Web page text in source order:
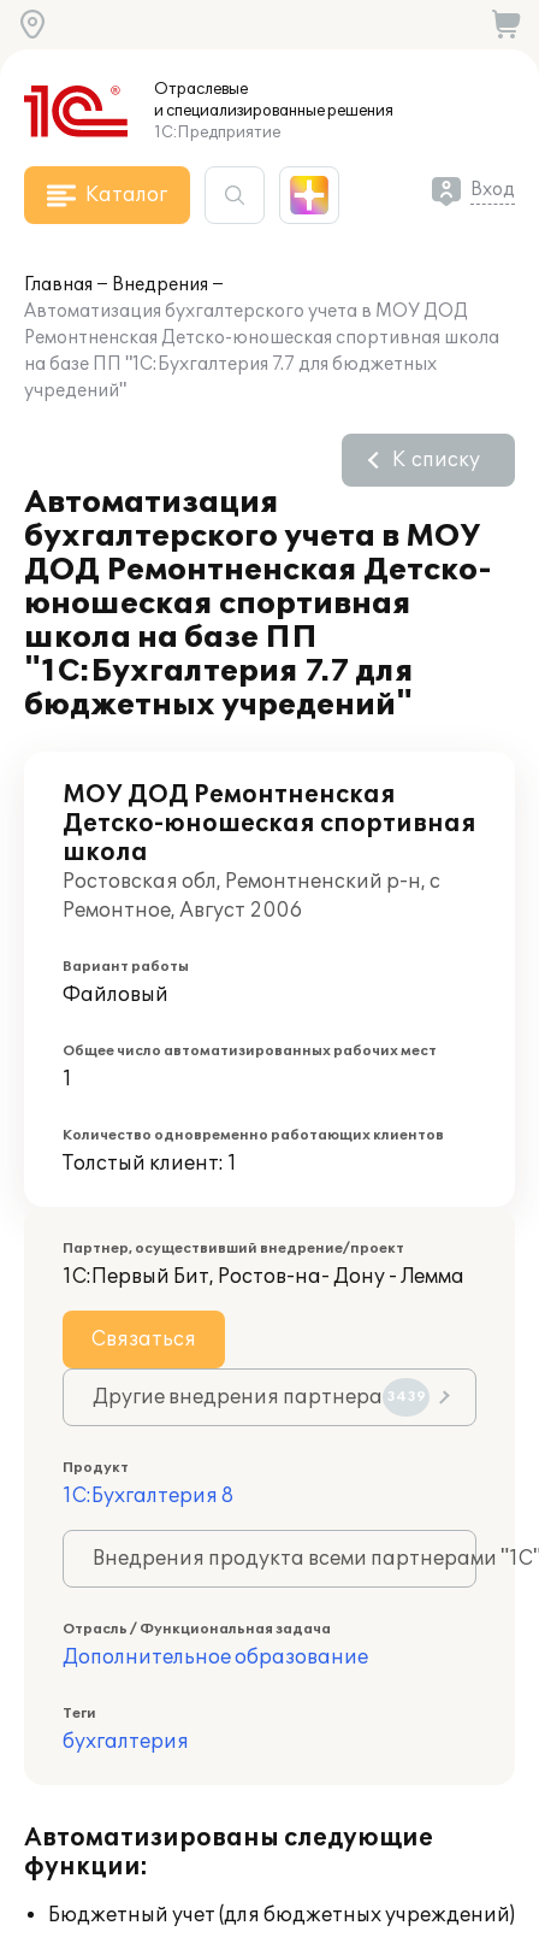
Отраслевые
и специализированныерешения
1С:Предприятие
Каталог Вход
Главная
Внедрения
Автоматизация бухгалтерского учета в МОУ ДОД
Ремонтненская Детско-юношеская спортивная школа
на базе ПП "1С:Бухгалтерия 7.7 для бюджетных
учредений"
Автоматизация
бухгалтерского учета в МОУ
ДОД Ремонтненская Детско-
юношеская спортивная
школа на базе ПП
"1С:Бухгалтерия 7.7 для
бюджетных учредений"
К списку
МОУ ДОД Ремонтненская
Детско-юношеская спортивная
школа
Ростовская обл, Ремонтненский р-н, с
Ремонтное, Август 2006
Вариант работы
Файловый
Общее число автоматизированных рабочих мест
1
Количество одновременно работающих клиентов
Толстый клиент: 1
Партнер, осуществивший внедрение/проект
1С:Первый Бит, Ростов-на- Дону - Лемма
Связаться
Другие внедрения партнера 3439
Продукт
1С:Бухгалтерия 8
Внедрения продукта всеми партнерами
Отрасль / Функциональная задача
Дополнительное образование
Теги
бухгалтерия
Автоматизированы следующие
функции:
Бюджетный учет (для бюджетных учреждений)